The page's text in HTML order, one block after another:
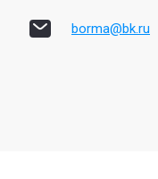
borma@bk.ru